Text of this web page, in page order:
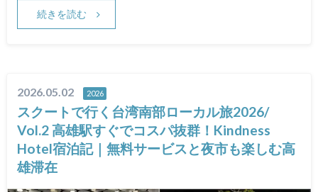
続きを読む
2026.05.02 2026
スクートで行く台湾南部ローカル旅2026/
Vol.2 高雄駅すぐでコスパ抜群！Kindness
Hotel宿泊記｜無料サービスと夜市も楽しむ高
雄滞在